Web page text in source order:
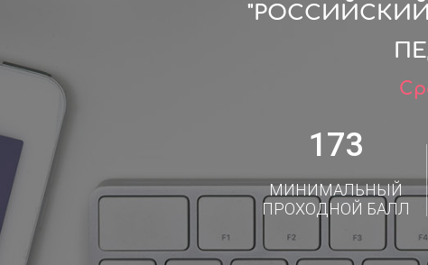
173
МИНИМАЛЬНЫЙ
ПРОХОДНОЙ БАЛЛ